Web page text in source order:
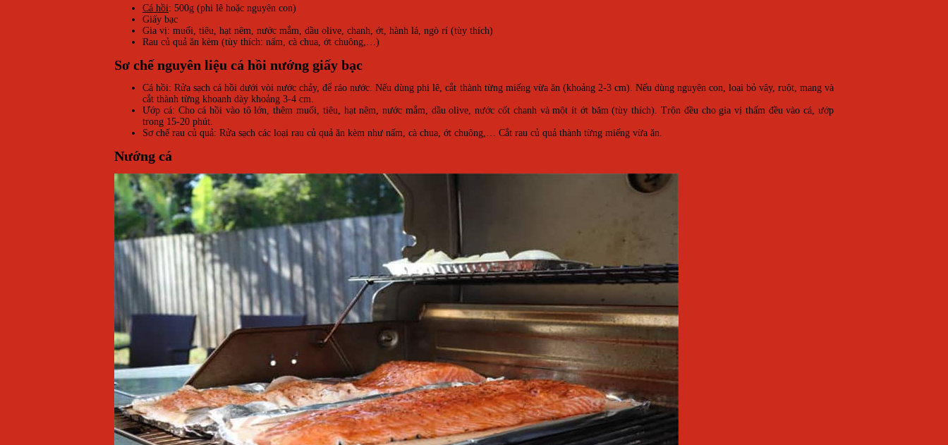
Cá hồi: 500g (phi lê hoặc nguyên con)
Giấy bạc
Gia vị: muối, tiêu, hạt nêm, nước mắm, dầu olive, chanh, ớt, hành lá, ngò rí (tùy thích)
Rau củ quả ăn kèm (tùy thích: nấm, cà chua, ớt chuông,…)
Sơ chế nguyên liệu cá hồi nướng giấy bạc
Cá hồi: Rửa sạch cá hồi dưới vòi nước chảy, để ráo nước. Nếu dùng phi lê, cắt thành từng miếng vừa ăn (khoảng 2-3 cm). Nếu dùng nguyên con, loại bỏ vây, ruột, mang và
cắt thành từng khoanh dày khoảng 3-4 cm.
Ướp cá: Cho cá hồi vào tô lớn, thêm muối, tiêu, hạt nêm, nước mắm, dầu olive, nước cốt chanh và một ít ớt băm (tùy thích). Trộn đều cho gia vị thấm đều vào cá, ướp
trong 15-20 phút.
Sơ chế rau củ quả: Rửa sạch các loại rau củ quả ăn kèm như nấm, cà chua, ớt chuông,… Cắt rau củ quả thành từng miếng vừa ăn.
Nướng cá